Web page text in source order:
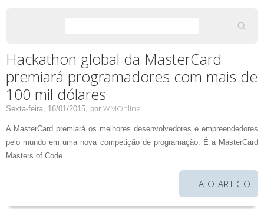
Hackathon global da MasterCard
premiará programadores com mais de
100 mil dólares
Sexta-feira, 16/01/2015, por WMOnline
A MasterCard premiará os melhores desenvolvedores e empreendedores
pelo mundo em uma nova competição de programação. É a MasterCard
Masters of Code.
LEIA O ARTIGO